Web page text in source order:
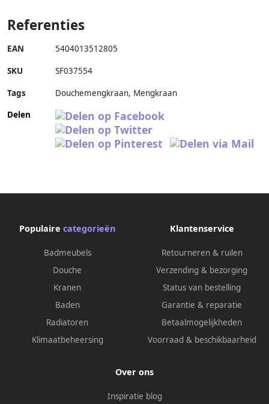
Referenties
EAN 5404013512805
SKU SF037554
Tags
Douchemengkraan, Mengkraan
Delen
Populaire categorieën
Badmeubels
Douche
Kranen
Baden
Radiatoren
Klimaatbeheersing
Klantenservice
Retourneren & ruilen
Verzending & bezorging
Status van bestelling
Garantie & reparatie
Betaalmogelijkheden
Voorraad & beschikbaarheid
Over ons
Inspiratie blog